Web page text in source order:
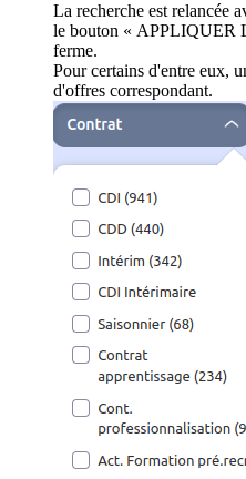
La recherche est relancée
le bouton « APPLIQUER
ferme.
Pour certains d'entre eux,
d'offres correspondant.